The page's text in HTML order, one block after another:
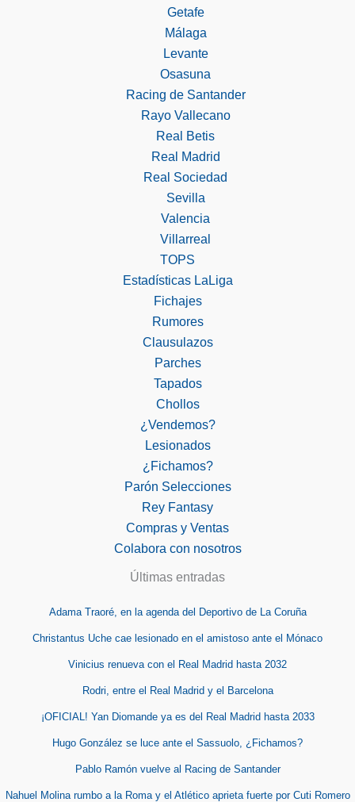
Getafe
Málaga
Levante
Osasuna
Racing de Santander
Rayo Vallecano
Real Betis
Real Madrid
Real Sociedad
Sevilla
Valencia
Villarreal
TOPS
Estadísticas LaLiga
Fichajes
Rumores
Clausulazos
Parches
Tapados
Chollos
¿Vendemos?
Lesionados
¿Fichamos?
Parón Selecciones
Rey Fantasy
Compras y Ventas
Colabora con nosotros
Últimas entradas
Adama Traoré, en la agenda del Deportivo de La Coruña
Christantus Uche cae lesionado en el amistoso ante el Mónaco
Vinicius renueva con el Real Madrid hasta 2032
Rodri, entre el Real Madrid y el Barcelona
¡OFICIAL! Yan Diomande ya es del Real Madrid hasta 2033
Hugo González se luce ante el Sassuolo, ¿Fichamos?
Pablo Ramón vuelve al Racing de Santander
Nahuel Molina rumbo a la Roma y el Atlético aprieta fuerte por Cuti Romero